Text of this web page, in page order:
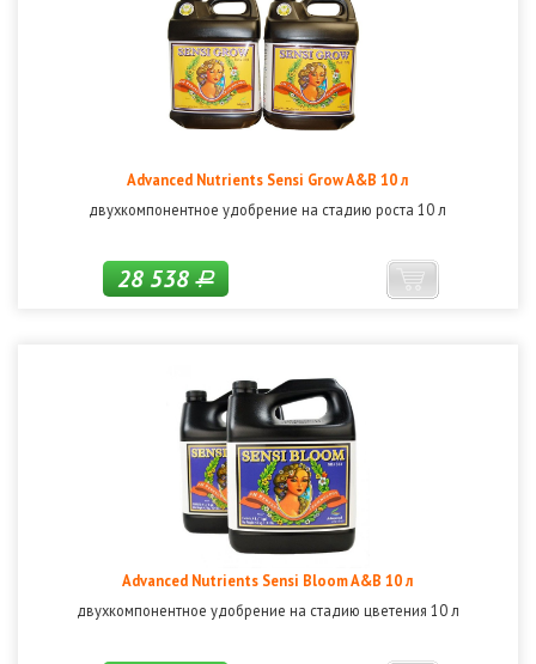
Advanced Nutrients Sensi Grow A&B 10 л
двухкомпонентное удобрение на стадию роста 10 л
28 538Р
Advanced Nutrients Sensi Bloom A&B 10 л
двухкомпонентное удобрение на стадию цветения 10 л